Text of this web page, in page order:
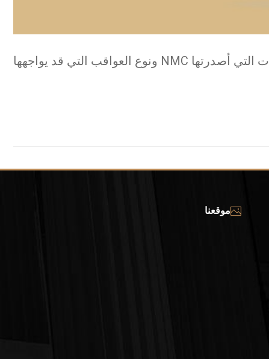
تعرف على القانون الكامن وراء الإعلانات المضللة في دولة الإمارات العربية المتحدة، والإرشادات التي أصدرتها NMC ونوع العواقب التي قد يواجهها
موقعنا